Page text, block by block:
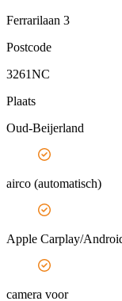
Ferrarilaan 3
Postcode
3261NC
Plaats
Oud-Beijerland
airco (automatisch)
Apple Carplay/
camera voor